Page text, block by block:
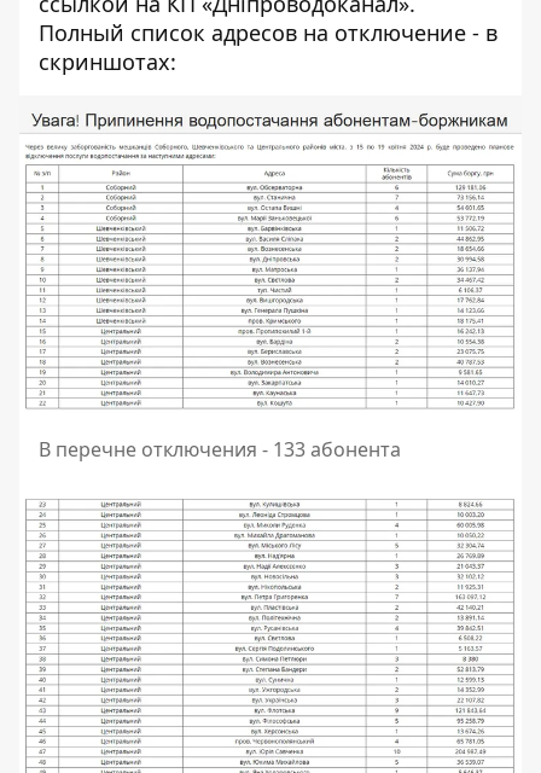
Полный список адресов на отключение - в
скриншотах:
В перечне отключения - 133 абонента